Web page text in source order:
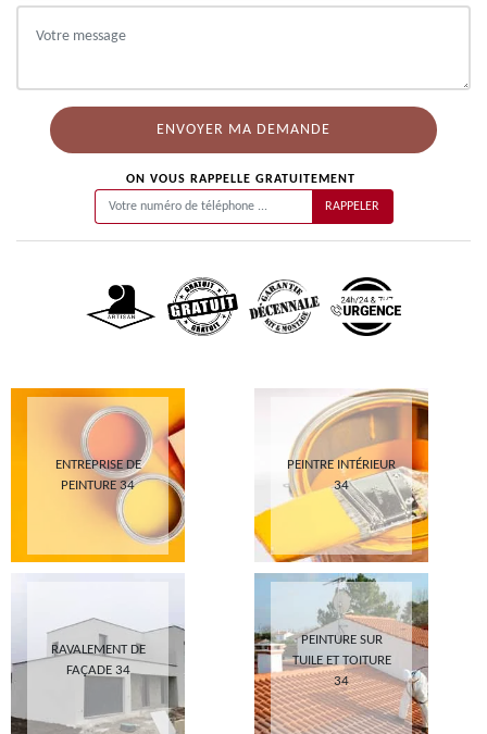
ON VOUS RAPPELLE GRATUITEMENT
ENTREPRISE DE
PEINTURE 34
PEINTRE INTÉRIEUR
34
RAVALEMENT DE
FAÇADE 34
PEINTURE SUR
TUILE ET TOITURE
34